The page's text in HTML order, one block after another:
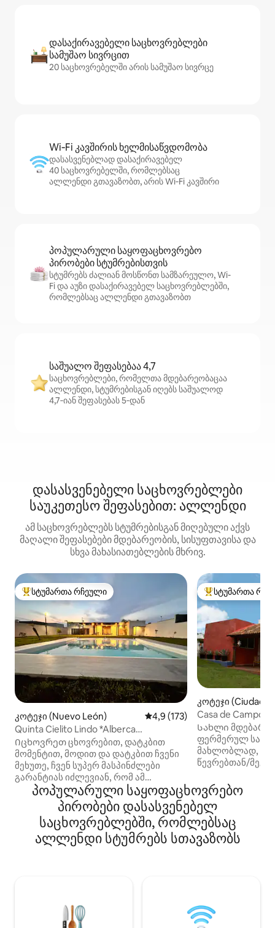
დასაქირავებელი საცხოვრებლები
სამუშაო სივრცით
20 საცხოვრებელში არის სამუშაო სივრცე
Wi‑Fi კავშირის ხელმისაწვდომობა
დასასვენებლად დასაქირავებელ
40 საცხოვრებელში, რომლებსაც
ალლენდი გთავაზობთ, არის Wi‑Fi კავშირი
პოპულარული საყოფაცხოვრებო
პირობები სტუმრებისთვის
სტუმრებს ძალიან მოსწონთ სამზარეულო, Wi-
Fi და აუზი დასაქირავებელ საცხოვრებლებში,
რომლებსაც ალლენდი გთავაზობთ
საშუალო შეფასებაა 4,7
საცხოვრებლები, რომელთა მდებარეობაცაა
ალლენდი, სტუმრებისგან იღებს საშუალოდ
4,7‑იან შეფასებას 5‑დან
დასასვენებელი საცხოვრებლები
საუკეთესო შეფასებით: ალლენდი
ამ საცხოვრებლებს სტუმრებისგან მიღებული აქვს
მაღალი შეფასებები მდებარეობის, სისუფთავისა და
სხვა მახასიათებლების მხრივ.
სტუმართა რჩეული მოწინავე ვარიანტი
სტუმართა რჩეული
კოტეჯი (Nuevo León) საშუალო შეფასებაა 5‑დან
4,9 (173)
Quinta Cielito Lindo *Alberca
climatizada*
Იცხოვრეთ ცხოვრებით, დატკბით
მომენტით, მოდით და დატკბით ჩვენი
მეხუთე, ჩვენ სუპერ მასპინძლები
გარანტიას იძლევიან, რომ ამ
შთაბეჭდილებაში ჩადებული ყველა
წონა ნამდვილად ღირს, ჩვენ ვართ
კერძო კოლონიაში სუპერ ლუქს-
კლასის კვინტებით,
კონტროლირებადი წვდომით, თქვენი
უსაფრთხოება ფასდაუდებელია, ეს
მიუხედავად, ჩვენ გვაქვს
გამათბობელი აუზი დამატებითი
სტუმართა
სტუმართა
კოტეჯი (Ciudad
Casa de Campo
Სახლი
ფერმერულ
მახლობლად,
წევრებთან/
გადახურული
არათბობადი
ცეცხლოვანი
კანჩიტასთან
კვადრატული
ნაწილად, 1.
ჭერი და
კომფორტული,
პოპულარული საყოფაცხოვრებო
პირობები დასასვენებელ
საცხოვრებლებში, რომლებსაც
ალლენდი სტუმრებს სთავაზობს